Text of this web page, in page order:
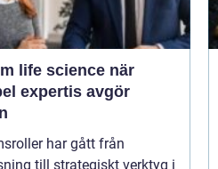
life science när
expertis avgör
har gått från
till strategiskt verktyg i